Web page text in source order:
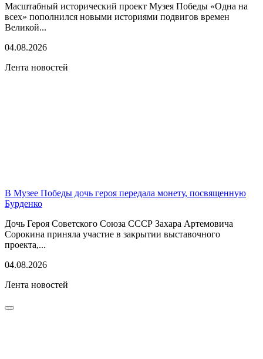
Масштабный исторический проект Музея Победы «Одна на
всех» пополнился новыми историями подвигов времен
Великой...
04.08.2026
Лента новостей
В Музее Победы дочь героя передала монету, посвященную
Бурденко
Дочь Героя Советского Союза СССР Захара Артемовича
Сорокина приняла участие в закрытии выставочного
проекта,...
04.08.2026
Лента новостей